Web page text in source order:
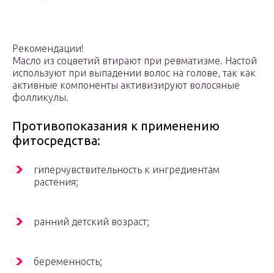
Рекомендации!
Масло из соцветий втирают при ревматизме. Настой
используют при выпадении волос на голове, так как
активные компоненты активизируют волосяные
фолликулы.
Противопоказания к применению
фитосредства:
гиперчувствительность к ингредиентам
растения;
ранний детский возраст;
беременность;